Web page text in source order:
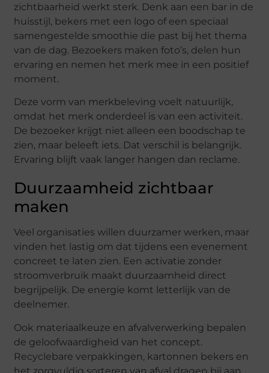
zichtbaarheid werkt sterk. Denk aan een bar in de
huisstijl, bekers met een logo of een speciaal
samengestelde smoothie die past bij het thema
van de dag. Bezoekers maken foto’s, delen hun
ervaring en nemen het merk mee in een positief
moment.
Deze vorm van merkbeleving voelt natuurlijk,
omdat het merk onderdeel is van een activiteit.
De bezoeker krijgt niet alleen een boodschap te
zien, maar beleeft iets. Dat verschil is belangrijk.
Ervaring blijft vaak langer hangen dan reclame.
Duurzaamheid zichtbaar
maken
Veel organisaties willen duurzamer werken, maar
vinden het lastig om dat tijdens een evenement
concreet te laten zien. Een activatie zonder
stroomverbruik maakt duurzaamheid direct
begrijpelijk. De energie komt letterlijk van de
deelnemer.
Ook materiaalkeuze en afvalverwerking bepalen
de geloofwaardigheid van het concept.
Recyclebare verpakkingen, kartonnen bekers en
het zorgvuldig sorteren van afval dragen bij aan